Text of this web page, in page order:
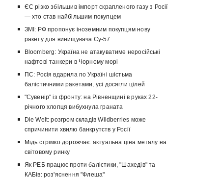
ЄС різко збільшив імпорт скрапленого газу з Росії
— хто став найбільшим покупцем
ЗМІ: РФ пропонує іноземним покупцям нову
ракету для винищувача Су-57
Bloomberg: Україна не атакуватиме неросійські
нафтові танкери в Чорному морі
ПС: Росія вдарила по Україні шістьма
балістичними ракетами, усі досягли цілей
"Сувенір" із фронту: на Рівненщині в руках 22-
річного хлопця вибухнула граната
Die Welt: розгром складів Wildberries може
спричинити хвилю банкрутств у Росії
Мідь стрімко дорожчає: актуальна ціна металу на
світовому ринку
Як РЕБ працює проти балістики, "Шахедів" та
КАБів: роз'яснення "Флеша"